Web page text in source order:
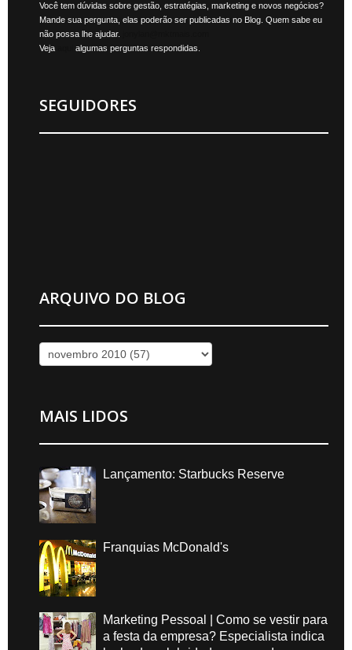
Você tem dúvidas sobre gestão, estratégias, marketing e novos negócios?
Mande sua pergunta, elas poderão ser publicadas no Blog. Quem sabe eu
não possa lhe ajudar.
Veja
algumas perguntas respondidas.
SEGUIDORES
ARQUIVO DO BLOG
MAIS LIDOS
Lançamento: Starbucks Reserve
Franquias McDonald's
Marketing Pessoal | Como se vestir para
a festa da empresa? Especialista indica